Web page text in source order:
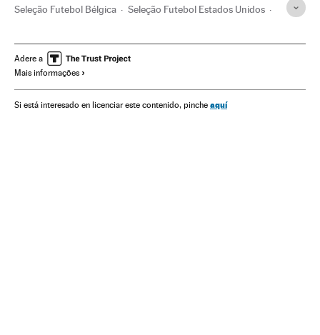
Seleção Futebol Bélgica Seleção Futebol Estados Unidos
Copa do Mundo Futebol Fase final
Copa do mundo
Esportes
Adere a
Mais informações
Si está interesado en licenciar este contenido, pinche aquí